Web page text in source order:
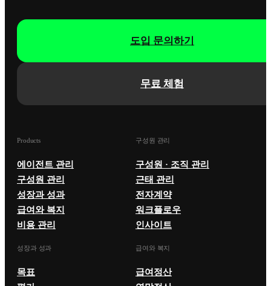
무료 체험
도입 문의하기
Products
에이전트 관리
구성원 관리
성장과 성과
급여와 복지
비용 관리
구성원 관리
구성원 · 조직 관리
근태 관리
전자계약
워크플로우
인사이트
성장과 성과
목표
급여와 복지
급여정산